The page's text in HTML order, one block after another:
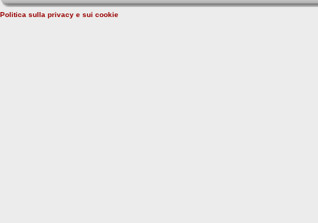
Politica sulla privacy e sui cookie